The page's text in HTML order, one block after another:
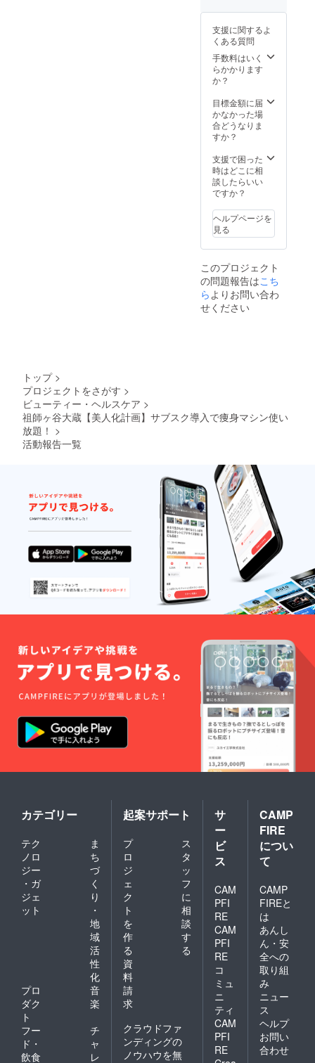
送り致
します
ので、
そのま
まご利
用下さ
性どち
らもご
利用頂
クト目
標達成
時のみ
スペー
ス利用
提供の
利用頂
けま
す。達
ン利用
の為の
ご予約
方法を
アドレ
スへお
送り致
します
そのま
まご利
用下さ
い。 ※
かりま
せん。
※1回60
分の中
でお着
替えも
※ご購入
の際に
入力頂
アドレ
スへ月
額制登
録画面
クをお
送り致
しま
す。リ
が受け
取れる
メール
アドレ
スをご
per.jp/k
cstt=2
★新店
舗は祖
師ヶ谷
大蔵駅
より徒
歩4分の
好立地
へ移店
★営業
時間
9:00〜
22:00
★不定
用下さ
※2020/9
〜
2020/12
の間で
ご利用
す。 ※
お着替
えはご
用意し
ますの
でその
ままお
越し下
リター
ン購入
時にご
記入頂
メール
アドレ
スへ、
リター
ンご予
下さ
標達成
時のみ
スペー
ス利用
提供の
リター
ンをご
利用頂
けま
す。達
成後、
リター
ン利用
の為の
方法を
メール
アドレ
スへお
送り致
します
ので、
そのま
まご利
い。 ※
男性女
性どち
利用頂
けます
支援に関するよ
くある質問
手数料はいく
らかかります
か？
目標金額に届
かなかった場
合どうなりま
すか？
支援で困った
時はどこに相
談したらいい
ですか？
ヘルプページを
見る
このプロジェクト
の問題報告はこち
ら よりお問い合わ
せください
トップ >
プロジェクトをさがす >
ビューティー・ヘルスケア >
祖師ヶ谷大蔵【美人化計画】サブスク導入で痩身マシン使い
放題！ >
活動報告一覧
カテゴリー
テク
ノロ
ジー
・ガ
ジェ
ット
ま
ち
づ
く
り
・
地
域
活
性
化
プロ
ダク
ト
音
楽
フー
ド・
飲食
チ
ャ
レ
起案サポート
プ
ロ
ジ
ェ
ク
ト
を
作
る
ス
タ
ッ
フ
に
相
談
す
る
資
料
請
求
クラウドファ
ンディングの
ノウハウを無
サ
ー
ビ
ス
CAM
PFI
RE
CAM
PFI
RE
コ
ミュ
ニ
ティ
CAM
PFI
RE
CAMP
FIRE
につい
て
CAMP
FIREと
は
あんし
ん・安
全への
取り組
み
ニュー
ス
ヘルプ
お問い
合わせ